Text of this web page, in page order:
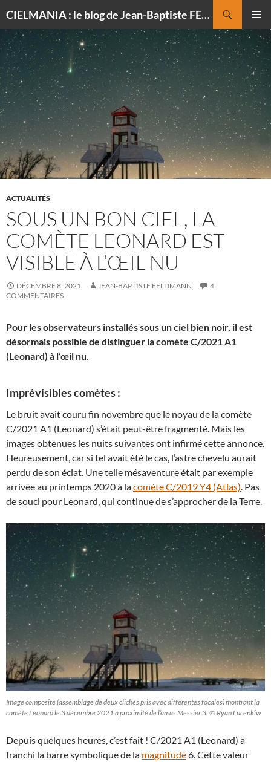
CIELMANIA : le blog de Jean-Baptiste FELDMANN, photographe du ciel
MENU
AU
CONTENU
ACTUALITÉS
SOUS UN BON CIEL, LA
COMÈTE LEONARD EST
VISIBLE À L’ŒIL NU
DÉCEMBRE 8, 2021 JEAN-BAPTISTE FELDMANN
4
COMMENTAIRES
Pour les observateurs installés sous un ciel bien noir, il est
désormais possible de distinguer la comète C/2021 A1
(Leonard) à l’œil nu.
Imprévisibles comètes :
Le bruit avait couru fin novembre que le noyau de la comète
C/2021 A1 (Leonard) s’était peut-être fragmenté. Mais les
images obtenues les nuits suivantes ont infirmé cette annonce.
Heureusement, car si tel avait été le cas, l’astre chevelu aurait
perdu de son éclat. Une telle mésaventure était par exemple
arrivée au printemps 2020 à lacomète C/2019 Y4 (Atlas). Pas
de souci pour Leonard, qui continue de s’approcher de la Terre.
Image composite (assemblage de deux clichés pris avec différentes focales) montrant la
comète Leonard le 3 décembre 2021 à proximité de l’amas Messier 3. © Ryan Lucenkiw
Depuis quelques heures, c’est fait ! C/2021 A1 (Leonard) a
franchi la barre symbolique de la magnitude6. Cette valeur